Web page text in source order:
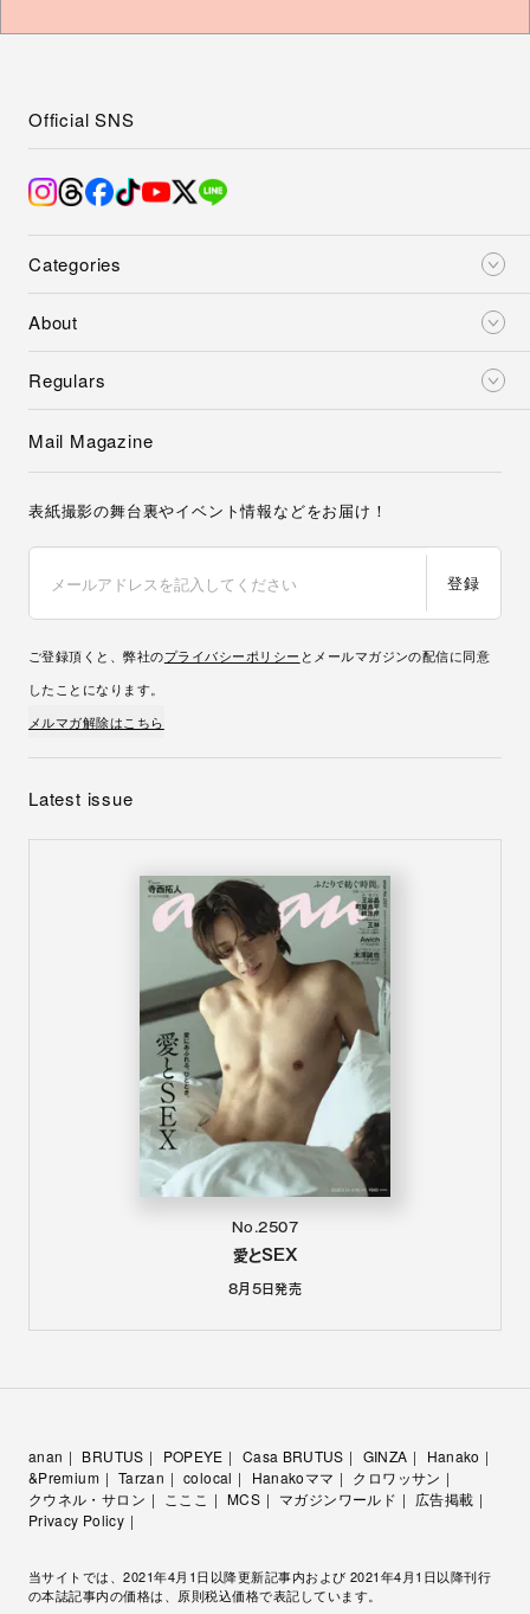
Categories
About
Regulars
Official SNS
Mail Magazine
表紙撮影の舞台裏やイベント情報などをお届け！
登録
ご登録頂くと、弊社のプライバシーポリシー とメールマガジンの配信に同意
したことになります。
メルマガ解除はこちら
Latest issue
No.2507
愛とSEX
8月5日発売
anan BRUTUS POPEYE Casa BRUTUS GINZA
Hanako
&Premium
Tarzan colocal Hanakoママ
クロワッサン
クウネル・サロン
こここ MCS マガジンワールド
広告掲載
Privacy Policy
当サイトでは、2021年4月1日以降更新記事内および 2021年4月1日以降刊行
の本誌記事内の価格は、原則税込価格で表記しています。